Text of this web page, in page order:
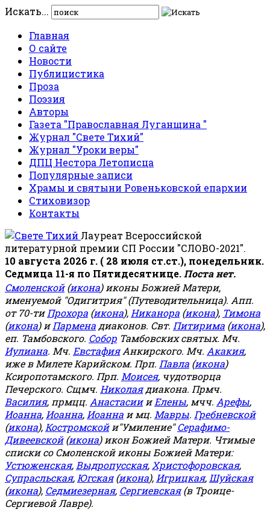
Искать...
Главная
О сайте
Новости
Публицистика
Проза
Поэзия
Авторы
Газета "Православная Луганщина "
Журнал "Свете Тихий"
Журнал "Уроки веры"
ДПЦ Нестора Летописца
Популярные записи
Храмы и святыни Ровеньковской епархии
Стиховизор
Контакты
Лауреат Всероссийской
литературной премии СП России "СЛОВО-2021".
10 августа 2026 г. ( 28 июля ст.ст.), понедельник.
Седмица 11-я по Пятидесятнице. Поста нет.
Смоленской(икона) иконы Божией Матери,
именуемой "Одигитрия" (Путеводительница). Апп.
от 70-тиПрохора (икона), Никанора (икона), Тимона
(икона) иПармена диаконов. Свт. Питирима (икона),
еп. Тамбовского. Собор Тамбовских святых. Мч.
Иулиана. Мч. ЕвстафияАнкирского. Мч. Акакия,
иже в Милете Карийском. Прп. Павла (икона)
Ксиропотамского. Прп. Моисея, чудотворца
Печерского. Сщмч. Николаядиакона. Прмч.
Василия, прмцц. АнастасиииЕлены, мчч. Арефы,
Иоанна, Иоанна, Иоанна и мц. Мавры. Гребневской
(икона), Костромскойи"Умиление"Серафимо-
Дивеевской(икона) икон Божией Матери. Чтимые
списки со Смоленской иконы Божией Матери:
Устюженская, Выдропусская, Христофоровская,
Супрасльская, Югская(икона), Игрицкая, Шуйская
(икона), Седмиезерная, Сергиевская(в Троице-
Сергиевой Лавре).